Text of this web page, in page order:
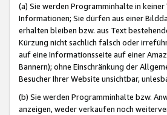
(a) Sie werden Programminhalte in
Informationen; Sie dürfen aus einer
erhalten bleiben bzw. aus Text
Kürzung nicht sachlich falsch oder
auf eine Informationsseite auf einer
Bannern); ohne Einschränkung der
Besucher Ihrer Website unsichtbar,
(b) Sie werden Programminhalte bzw.
anzeigen, weder verkaufen noch